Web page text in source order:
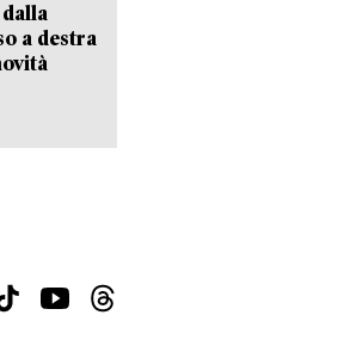
a destra